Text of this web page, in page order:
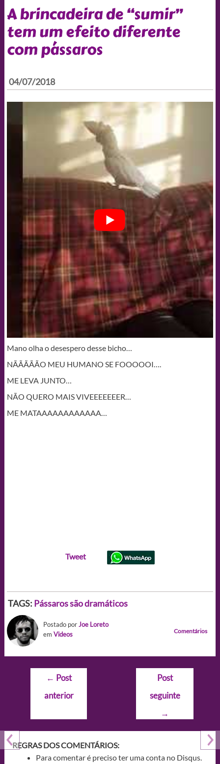
A brincadeira de “sumir”
tem um efeito diferente
com pássaros
04/07/2018
Mano olha o desespero desse bicho…
NÃÃÃÃÃO MEU HUMANO SE FOOOOOI….
ME LEVA JUNTO…
NÃO QUERO MAIS VIVEEEEEEER…
ME MATAAAAAAAAAAAA…
Tweet
TAGS: Pássaros são dramáticos
Postado porJoe Loreto
em Videos Comentários
Navegação
Post
← Post
anterior
Post
seguinte
→
REGRAS DOS COMENTÁRIOS:
Para comentar é preciso ter uma conta no Disqus.